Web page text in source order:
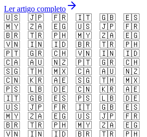
Ler artigo completo
🇺🇸
🇯🇵 🇫🇷 🇮🇹 🇬🇧 🇪🇸
🇲🇾
🇿🇦 🇪🇬 🇺🇸 🇯🇵 🇫🇷
🇧🇷
🇹🇷 🇵🇭 🇲🇾 🇿🇦 🇪🇬
🇻🇳
🇮🇳 🇮🇩 🇧🇷 🇹🇷 🇵🇭
🇵🇹
🇬🇷 🇨🇭 🇻🇳 🇮🇳 🇮🇩
🇨🇦
🇦🇺 🇳🇿 🇵🇹 🇬🇷 🇨🇭
🇸🇬
🇹🇭 🇲🇽 🇨🇦 🇦🇺 🇳🇿
🇨🇳
🇰🇷 🇦🇪 🇸🇬 🇹🇭 🇲🇽
🇵🇸
🇱🇧 🇩🇪 🇨🇳 🇰🇷 🇦🇪
🇮🇹
🇬🇧 🇪🇸 🇵🇸 🇱🇧 🇩🇪
🇺🇸
🇯🇵 🇫🇷 🇮🇹 🇬🇧 🇪🇸
🇲🇾
🇿🇦 🇪🇬 🇺🇸 🇯🇵 🇫🇷
🇧🇷
🇹🇷 🇵🇭 🇲🇾 🇿🇦 🇪🇬
🇻🇳
🇮🇳 🇮🇩 🇧🇷 🇹🇷 🇵🇭